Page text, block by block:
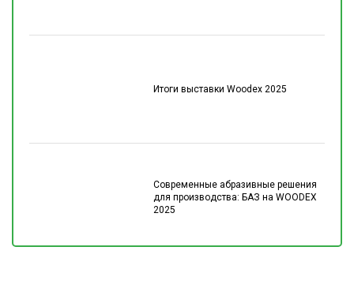
Итоги выставки Woodex 2025
Современные абразивные решения
для производства: БАЗ на WOODEX
2025